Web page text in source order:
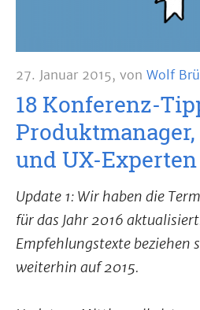
27. Januar 2015, von Wolf
18 Konferenz-
und UX-Experten
Update 1: Wir haben die
für das Jahr 2016
Empfehlungstexte beziehen
weiterhin auf 2015.